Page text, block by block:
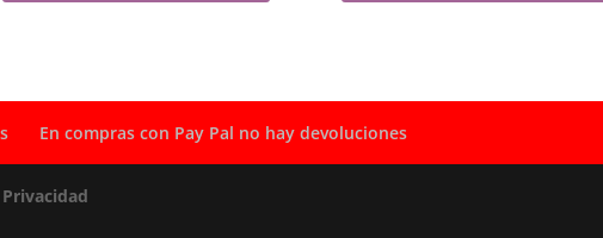
En compras con Pay Pal no hay devoluciones